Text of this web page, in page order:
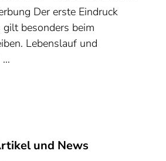
Der erste Eindruck
gilt besonders beim
Lebenslauf und
…
und News